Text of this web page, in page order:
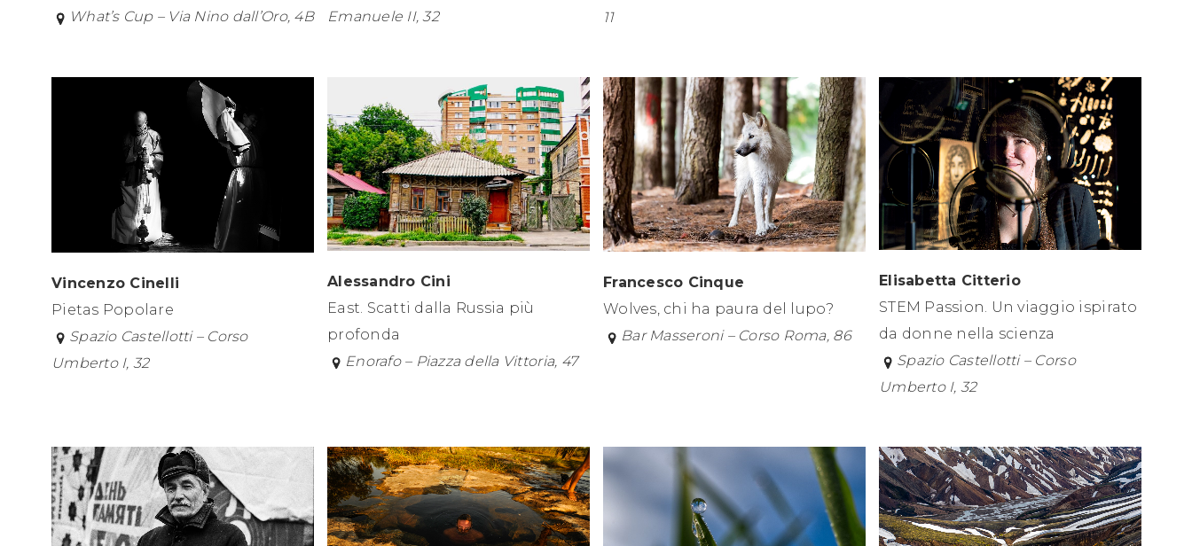
What’s Cup – Via Nino dall’Oro, 4B
Emanuele II, 32
11
Vincenzo Cinelli
Pietas Popolare
Spazio Castellotti – Corso
Umberto I, 32
Alessandro Cini
East. Scatti dalla Russia più
profonda
Enorafo – Piazza della Vittoria, 47
Francesco Cinque
Wolves, chi ha paura del lupo?
Bar Masseroni – Corso Roma, 86
Elisabetta Citterio
STEM Passion. Un viaggio ispirato
da donne nella scienza
Spazio Castellotti – Corso
Umberto I, 32